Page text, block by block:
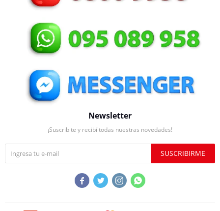
Newsletter
¡Suscribite y recibí todas nuestras novedades!
SUSCRIBIRME
   